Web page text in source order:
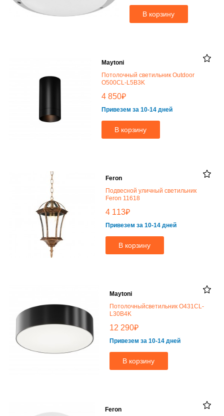
В корзину
Maytoni
Потолочный светильник Outdoor
O500CL-L5B3K
4 850₽
Привезем за 10-14 дней
В корзину
Feron
Подвесной уличный светильник
Feron 11618
4 113₽
Привезем за 10-14 дней
В корзину
Maytoni
Потолочныйсветильник O431CL-
L30B4K
12 290₽
Привезем за 10-14 дней
В корзину
Feron